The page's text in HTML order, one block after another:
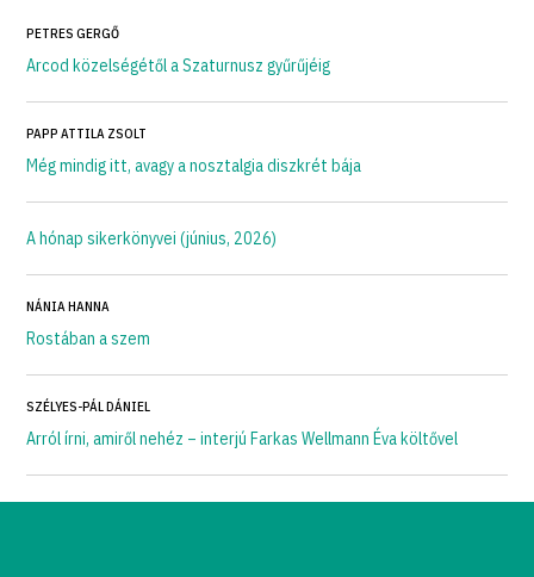
PETRES GERGŐ
Arcod közelségétől a Szaturnusz gyűrűjéig
PAPP ATTILA ZSOLT
Még mindig itt, avagy a nosztalgia diszkrét bája
A hónap sikerkönyvei (június, 2026)
NÁNIA HANNA
Rostában a szem
SZÉLYES-PÁL DÁNIEL
Arról írni, amiről nehéz – interjú Farkas Wellmann Éva költővel